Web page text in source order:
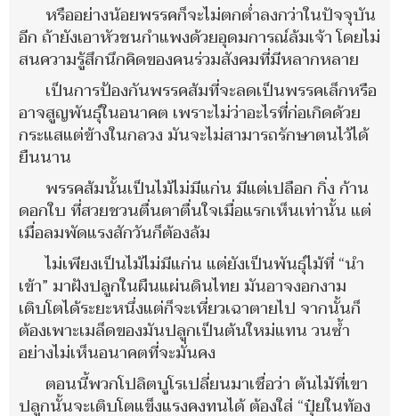
หรืออย่างน้อยพรรคก็จะไม่ตกต่ำลงกว่าในปัจจุบัน
อีก ถ้ายังเอาหัวชนกำแพงด้วยอุดมการณ์ล้มเจ้า โดยไม่
สนความรู้สึกนึกคิดของคนร่วมสังคมที่มีหลากหลาย
เป็นการป้องกันพรรคส้มที่จะลดเป็นพรรคเล็กหรือ
อาจสูญพันธุ์ในอนาคต เพราะไม่ว่าอะไรที่ก่อเกิดด้วย
กระแสแต่ข้างในกลวง มันจะไม่สามารถรักษาตนไว้ได้
ยืนนาน
พรรคส้มนั้นเป็นไม้ไม่มีแก่น มีแต่เปลือก กิ่ง ก้าน
ดอกใบ ที่สวยชวนตื่นตาตื่นใจเมื่อแรกเห็นเท่านั้น แต่
เมื่อลมพัดแรงสักวันก็ต้องล้ม
ไม่เพียงเป็นไม้ไม่มีแก่น แต่ยังเป็นพันธุ์ไม้ที่ “นำ
เข้า” มาฝังปลูกในผืนแผ่นดินไทย มันอาจงอกงาม
เติบโตได้ระยะหนึ่งแต่ก็จะเหี่ยวเฉาตายไป จากนั้นก็
ต้องเพาะเมล็ดของมันปลูกเป็นต้นใหม่แทน วนซ้ำ
อย่างไม่เห็นอนาคตที่จะมั่นคง
ตอนนี้พวกโปลิตบูโรเปลี่ยนมาเชื่อว่า ต้นไม้ที่เขา
ปลูกนั้นจะเติบโตแข็งแรงคงทนได้ ต้องใส่ “ปุ๋ยในท้อง